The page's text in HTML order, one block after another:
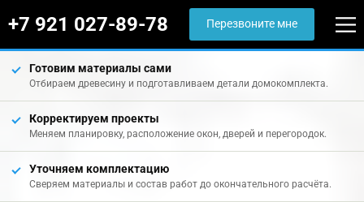
+7 921 027-89-78 Перезвоните мне
Готовим материалы сами
Отбираем древесину и подготавливаем детали домокомплекта.
Корректируем проекты
Меняем планировку, расположение окон, дверей и перегородок.
Уточняем комплектацию
Сверяем материалы и состав работ до окончательного расчёта.